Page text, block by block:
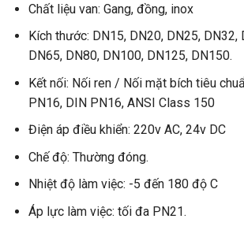
Chất liệu van: Gang, đồng, inox
Kích thước: DN15, DN20, DN25, DN32,
DN65, DN80, DN100, DN125, DN150.
Kết nối: Nối ren / Nối mặt bích tiêu
PN16, DIN PN16, ANSI Class 150
Điện áp điều khiển: 220v AC, 24v DC
Chế độ: Thường đóng.
Nhiệt độ làm việc: -5 đến 180 độ C
Áp lực làm việc: tối đa PN21.